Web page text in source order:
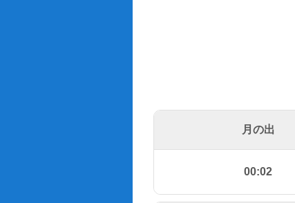
月の出
00:02